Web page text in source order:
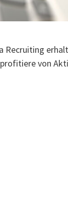
Recruiting
von